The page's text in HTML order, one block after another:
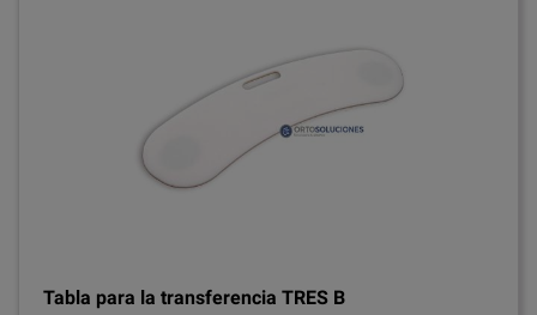
Tabla para la transferencia TRES B